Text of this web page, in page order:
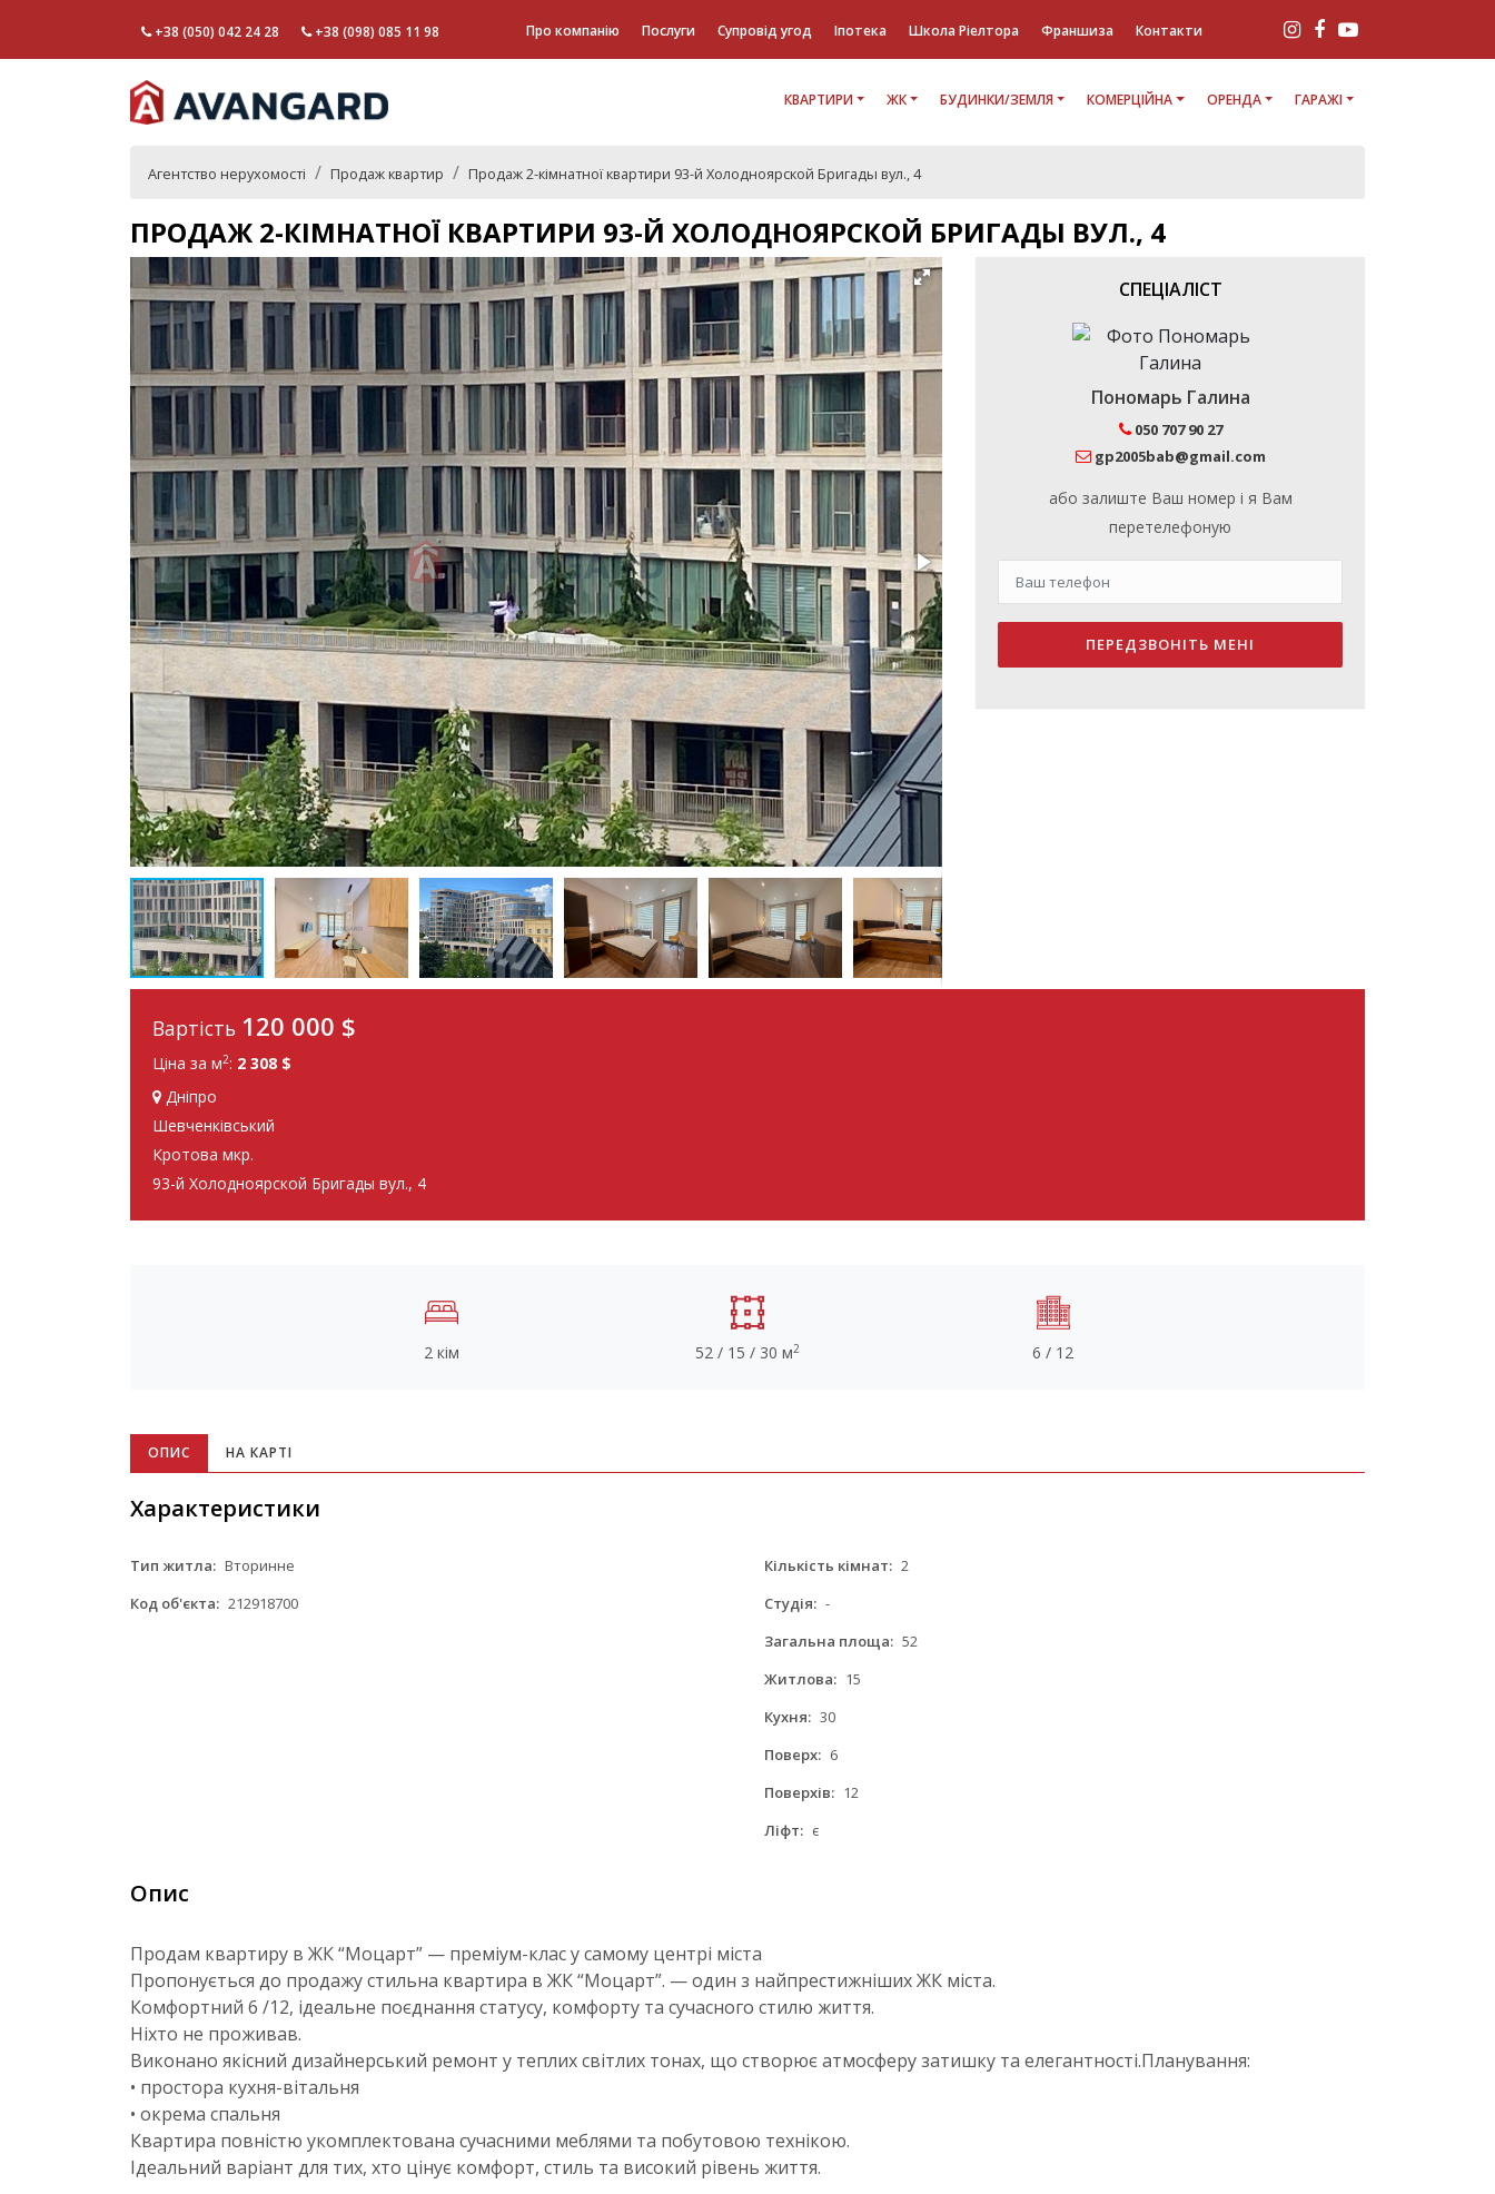
+38 (050) 042 24 28 +38 (098) 085 11 98 Про компанію Послуги Супровід угод Іпотека Школа Ріелтора Франшиза Контакти
КВАРТИРИ ЖК БУДИНКИ/ЗЕМЛЯ КОМЕРЦІЙНА ОРЕНДА ГАРАЖІ
Агентство нерухомості Продаж квартир Продаж 2-кімнатної квартири 93-й Холодноярской Бригады вул., 4
ПРОДАЖ 2-КІМНАТНОЇ КВАРТИРИ 93-Й ХОЛОДНОЯРСКОЙ БРИГАДЫ ВУЛ., 4
СПЕЦІАЛІСТ
Пономарь Галина
050 707 90 27
gp2005bab@gmail.com
або залиште Ваш номер і я Вам
перетелефоную
ПЕРЕДЗВОНІТЬ МЕНІ
Вартість 120 000 $
Ціна за м2: 2 308 $
Дніпро
Шевченківський
Кротова мкр.
93-й Холодноярской Бригады вул., 4
2 кім 52 / 15 / 30 м2 6 / 12
ОПИС НА КАРТІ
Характеристики
Тип житла: Вторинне
Код об'єкта: 212918700
Кількість кімнат: 2
Студія: -
Загальна площа: 52
Житлова: 15
Кухня: 30
Поверх: 6
Поверхів: 12
Ліфт: є
Опис
Продам квартиру в ЖК “Моцарт” — преміум-клас у самому центрі міста
Пропонується до продажу стильна квартира в ЖК “Моцарт”. — один з найпрестижніших ЖК міста.
Комфортний 6 /12, ідеальне поєднання статусу, комфорту та сучасного стилю життя.
Ніхто не проживав.
Виконано якісний дизайнерський ремонт у теплих світлих тонах, що створює атмосферу затишку та елегантності.Планування:
• простора кухня-вітальня
• окрема спальня
Квартира повністю укомплектована сучасними меблями та побутовою технікою.
Ідеальний варіант для тих, хто цінує комфорт, стиль та високий рівень життя.